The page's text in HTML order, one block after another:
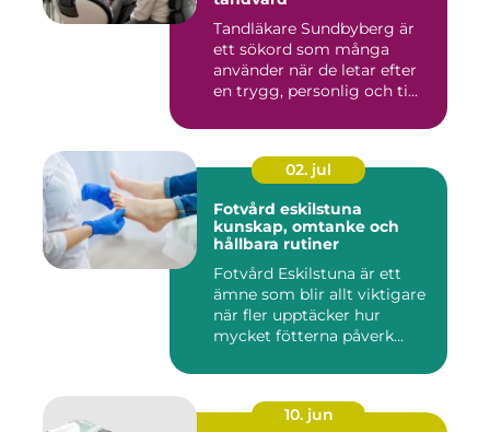
Tandläkare Sundbyberg är
ett sökord som många
använder när de letar efter
en trygg, personlig och ti...
02. jul
Fotvård eskilstuna
kunskap, omtanke och
hållbara rutiner
Fotvård Eskilstuna är ett
ämne som blir allt viktigare
när fler upptäcker hur
mycket fötterna påverk...
10. jun